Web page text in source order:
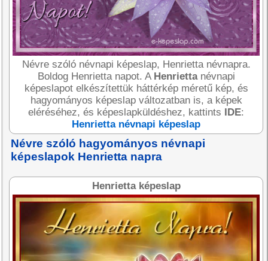
Névre szóló névnapi képeslap, Henrietta névnapra.
Boldog Henrietta napot. A Henriettanévnapi
képeslapot elkészítettük háttérkép méretű kép, és
hagyományos képeslap változatban is, a képek
eléréséhez, és képeslapküldéshez, kattints IDE:
Henrietta névnapi képeslap
Névre szóló hagyományos névnapi
képeslapok Henrietta napra
Henrietta képeslap